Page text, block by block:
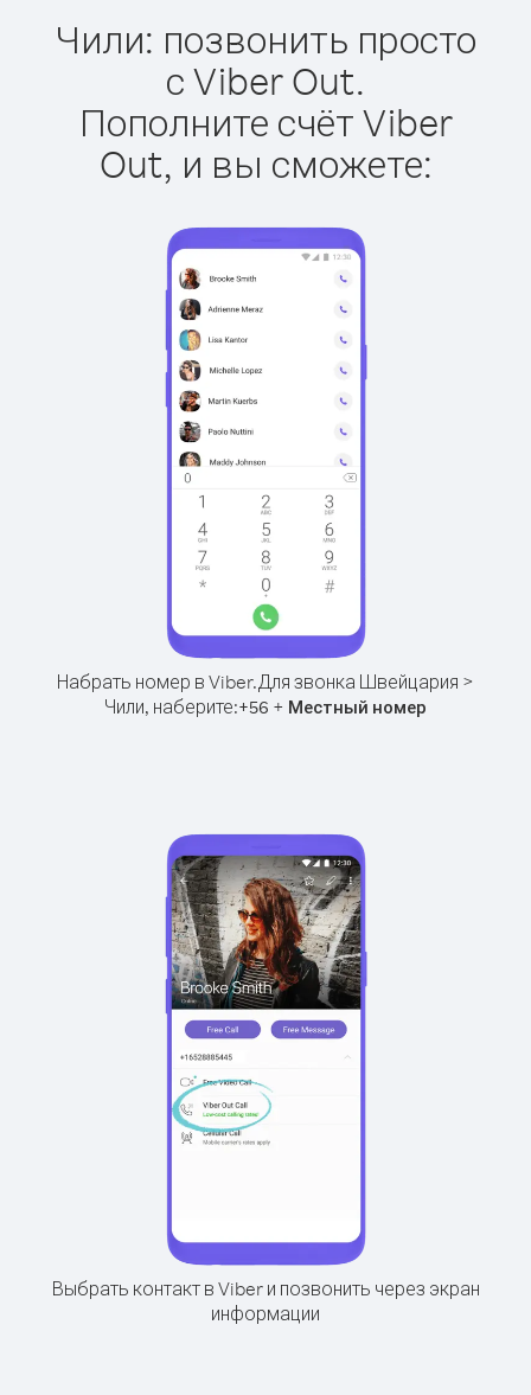
Чили: позвонить просто
с Viber Out.
Пополните счёт Viber
Out, и вы сможете:
Набрать номер в Viber.Для звонка Швейцария >
Чили, наберите:+56 + Местный номер
Выбрать контакт в Viber и позвонить через экран
информации